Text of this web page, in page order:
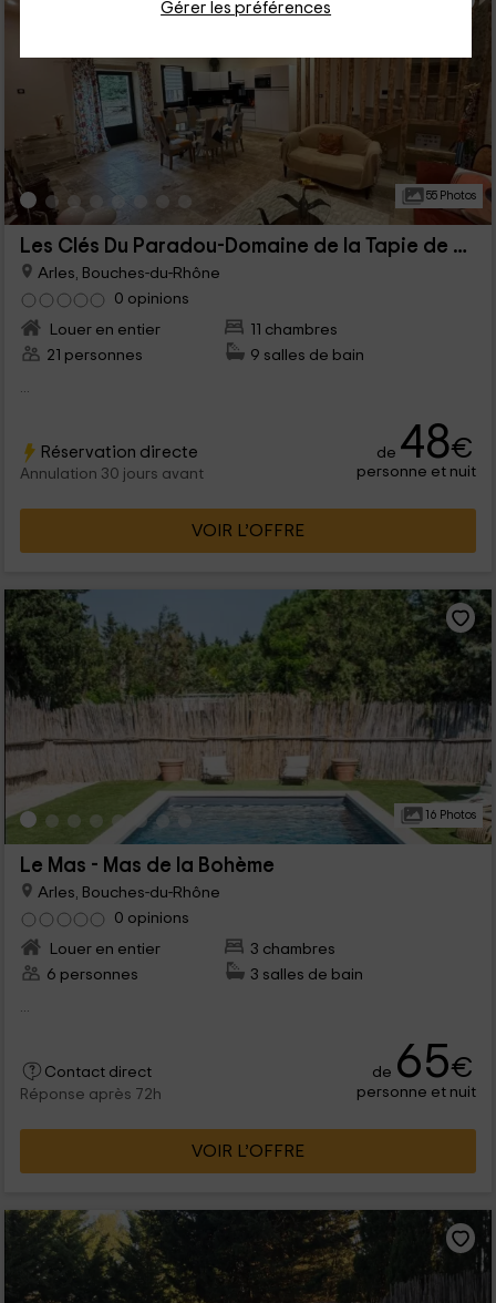
Gérer les préférences
55 Photos
Les Clés Du Paradou-Domaine de la Tapie de Bouchet
Arles, Bouches-du-Rhône
0 opinions
Louer en entier
11 chambres
21 personnes
9 salles de bain
...
Réservation directe
Annulation 30 jours avant
de 48€
personne et nuit
VOIR L’OFFRE
16 Photos
Le Mas - Mas de la Bohème
Arles, Bouches-du-Rhône
0 opinions
Louer en entier
3 chambres
6 personnes
3 salles de bain
...
Contact direct
Réponse après 72h
de 65€
personne et nuit
VOIR L’OFFRE